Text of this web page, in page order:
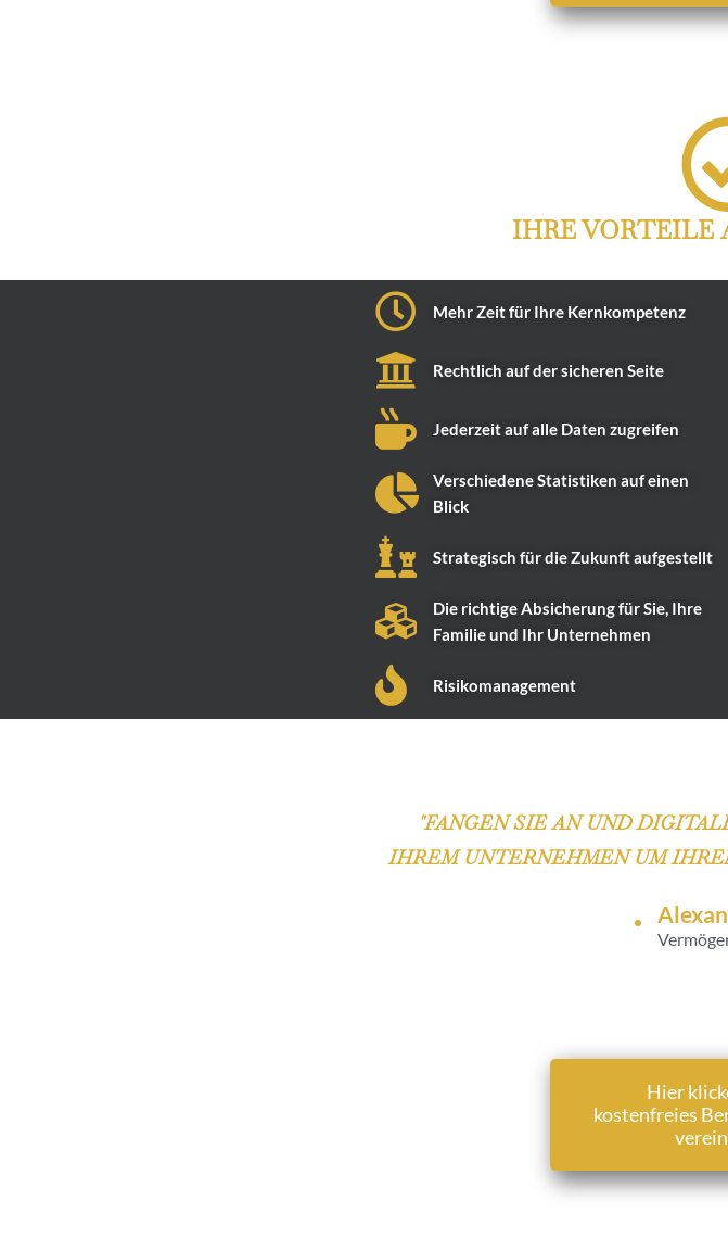
IHRE VORTEILE
Mehr Zeit für Ihre Kernkompetenz
Rechtlich auf der sicheren Seite
Jederzeit auf alle Daten zugreifen
Verschiedene Statistiken auf einen
Blick
Strategisch für die Zukunft aufgestellt
Die richtige Absicherung für Sie, Ihre
Familie und Ihr Unternehmen
Risikomanagement
"FANGEN SIE AN UND
IHREM UNTERNEHMEN UM
Hier
kostenfreies